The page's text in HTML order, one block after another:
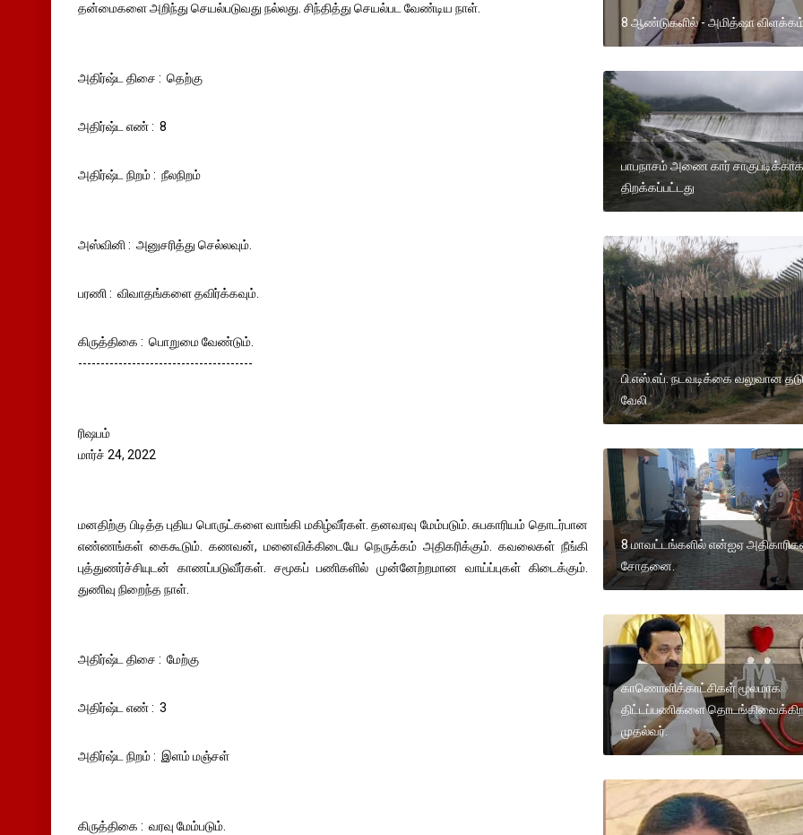
தன்மைகளை அறிந்து செயல்படுவது நல்லது. சிந்தித்து செயல்பட வேண்டிய நாள்.
அதிர்ஷ்ட திசை : தெற்கு
அதிர்ஷ்ட எண் : 8
அதிர்ஷ்ட நிறம் : நீலநிறம்
அஸ்வினி : அனுசரித்து செல்லவும்.
பரணி : விவாதங்களை தவிர்க்கவும்.
கிருத்திகை : பொறுமை வேண்டும்.
---------------------------------------
ரிஷபம்
மார்ச் 24, 2022
மனதிற்கு பிடித்த புதிய பொருட்களை வாங்கி மகிழ்வீர்கள். தனவரவு மேம்படும். சுபகாரியம் தொடர்பான
எண்ணங்கள் கைகூடும். கணவன், மனைவிக்கிடையே நெருக்கம் அதிகரிக்கும். கவலைகள் நீங்கி
புத்துணர்ச்சியுடன் காணப்படுவீர்கள். சமூகப் பணிகளில் முன்னேற்றமான வாய்ப்புகள் கிடைக்கும்.
துணிவு நிறைந்த நாள்.
அதிர்ஷ்ட திசை : மேற்கு
அதிர்ஷ்ட எண் : 3
அதிர்ஷ்ட நிறம் : இளம் மஞ்சள்
கிருத்திகை : வரவு மேம்படும்.
8 ஆண்டுகளில் - அமித்ஷா
பாபநாசம் அணை கார் சாகுபடிக்காக
திறக்கப்பட்டது
பி.எஸ்.எப். நடவடிக்கை வலுவான
வேலி
8 மாவட்டங்களில் என்ஐஏ
சோதனை.
காணொளிக்காட்சிகள் மூலமாக
திட்டப்பணிகளை
முதல்வர்.